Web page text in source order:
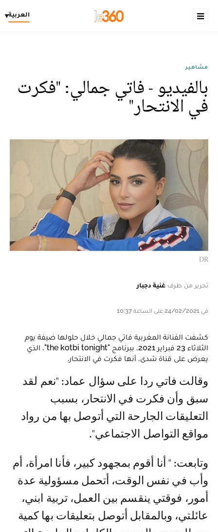
العربية▾
مشاهير
بالفيديو - فاتي جمالي: "فكرت
في الانتحار"
DR
تحرير من طرف غنية دجبار
في 24/02/2021 على الساعة 10:37
كشفت الفنانة المغربية فاتي جمالي خلال حلولها ضيفة يوم
الثلاثاء 23 فبراير 2021، ببرنامج "the kotbi tonight"، الذي
يعرض على قناة شدى، أنها فكرت في الانتحار.
وقالت فاتي ردا على سؤال عماد: "نعم لقد
سبق وأن فكرت في الانتحار، بسبب
التعليقات الجارحة التي أتوصل بها من رواد
مواقع التواصل الاجتماعي".
وتابعت: " أنا أقوم بمجهود كبير، فأنا امرأة، أم
وأب في نفس الوقت، أتحمل مسؤولية عدة
أمور، فوقتي ينقسم بين العمل، تربية ابني،
عائلتي، وبالمقابل أتوصل بتعليقات بها كمية